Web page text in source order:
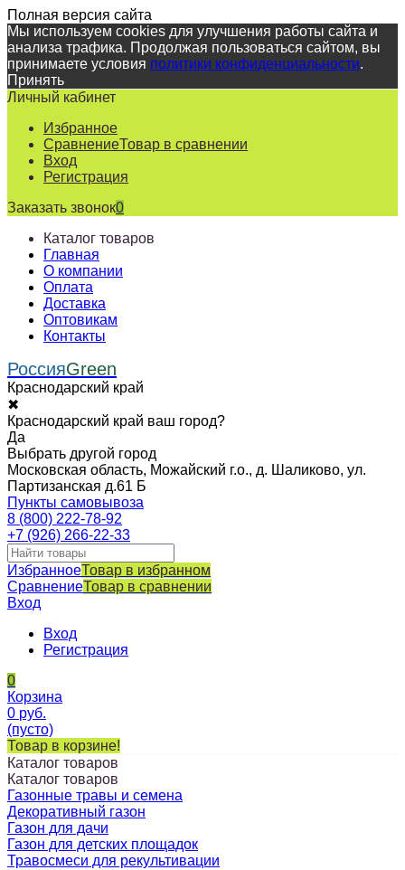
Полная версия сайта
Мы используем cookies для улучшения работы сайта и
анализа трафика. Продолжая пользоваться сайтом, вы
принимаете условия политики конфиденциальности.
Принять
Личный кабинет
Избранное
СравнениеТовар в сравнении
Вход
Регистрация
Заказать звонок0
Каталог товаров
Главная
О компании
Оплата
Доставка
Оптовикам
Контакты
РоссияGreen
Краснодарский край
✖
Краснодарский край ваш город?
Да
Выбрать другой город
Московская область, Можайский г.о., д. Шаликово, ул.
Партизанская д.61 Б
Пункты самовывоза
8 (800) 222-78-92
+7 (926) 266-22-33
ИзбранноеТовар в избранном
СравнениеТовар в сравнении
Вход
Вход
Регистрация
0
Корзина
0 руб.
(пусто)
Товар в корзине!
Каталог товаров
Каталог товаров
Газонные травы и семена
Декоративный газон
Газон для дачи
Газон для детских площадок
Травосмеси для рекультивации